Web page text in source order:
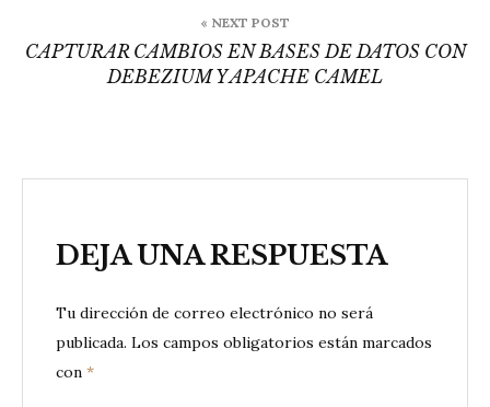
« NEXT POST
CAPTURAR CAMBIOS EN BASES DE DATOS CON
DEBEZIUM Y APACHE CAMEL
DEJA UNA RESPUESTA
Tu dirección de correo electrónico no será
publicada. Los campos obligatorios están marcados
con *